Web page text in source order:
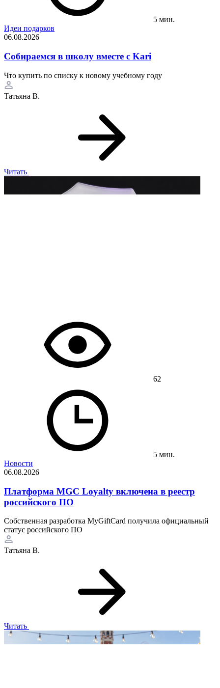
5 мин.
Идеи подарков
06.08.2026
Собираемся в школу вместе с Kari
Что купить по списку к новому учебному году
Татьяна В.
Читать
62
5 мин.
Новости
06.08.2026
Платформа MGC Loyalty включена в реестр
российского ПО
Собственная разработка MyGiftCard получила официальный
статус российского ПО
Татьяна В.
Читать